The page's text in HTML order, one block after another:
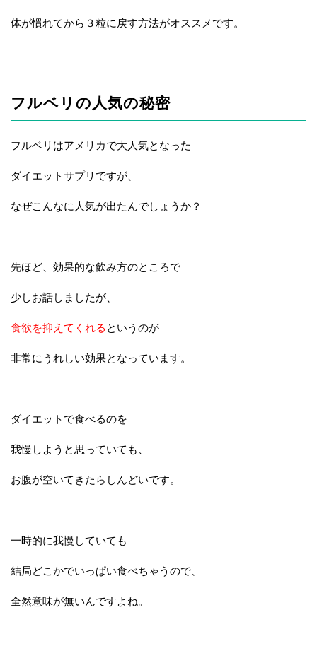
体が慣れてから３粒に戻す方法がオススメです。
フルベリの人気の秘密
フルベリはアメリカで大人気となった
ダイエットサプリですが、
なぜこんなに人気が出たんでしょうか？
先ほど、効果的な飲み方のところで
少しお話しましたが、
食欲を抑えてくれる というのが
非常にうれしい効果となっています。
ダイエットで食べるのを
我慢しようと思っていても、
お腹が空いてきたらしんどいです。
一時的に我慢していても
結局どこかでいっぱい食べちゃうので、
全然意味が無いんですよね。